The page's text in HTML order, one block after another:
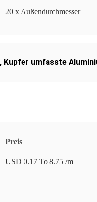
20 x Außendurchmesser
, Kupfer umfasste
Preis
USD 0.17 To 8.75 /m